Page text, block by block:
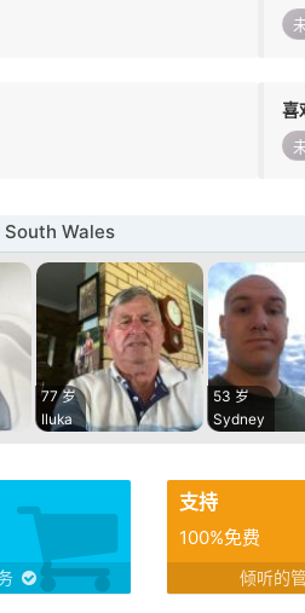
喜
South Wales
77 岁
Iluka
53 岁
Sydney
支持
100%免费
倾听的